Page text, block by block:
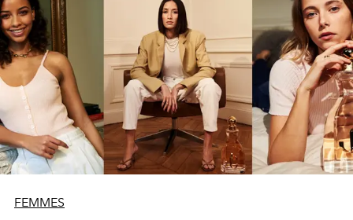
FEMMES